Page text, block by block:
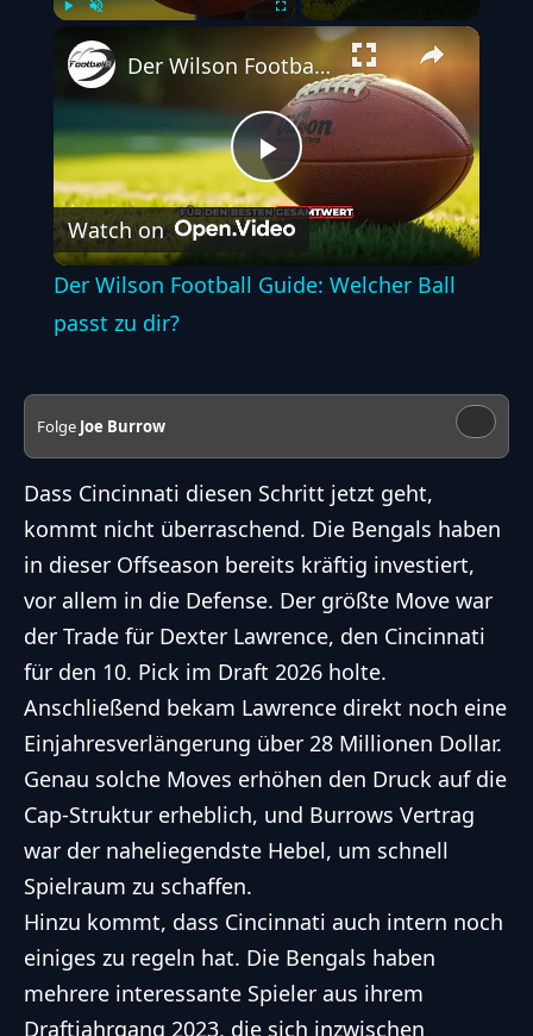
Fullscreen
Play
Video
Der Wilson Football Guide: Welcher Ball passt zu dir?
Watch on
Der Wilson Football Guide: Welcher Ball
passt zu dir?
Folge Joe Burrow
Dass Cincinnati diesen Schritt jetzt geht,
kommt nicht überraschend. Die Bengals haben
in dieser Offseason bereits kräftig investiert,
vor allem in die Defense. Der größte Move war
der Trade für Dexter Lawrence, den Cincinnati
für den 10. Pick im Draft 2026 holte.
Anschließend bekam Lawrence direkt noch eine
Einjahresverlängerung über 28 Millionen Dollar.
Genau solche Moves erhöhen den Druck auf die
Cap-Struktur erheblich, und Burrows Vertrag
war der naheliegendste Hebel, um schnell
Spielraum zu schaffen.
Hinzu kommt, dass Cincinnati auch intern noch
einiges zu regeln hat. Die Bengals haben
mehrere interessante Spieler aus ihrem
Draftjahrgang 2023, die sich inzwischen